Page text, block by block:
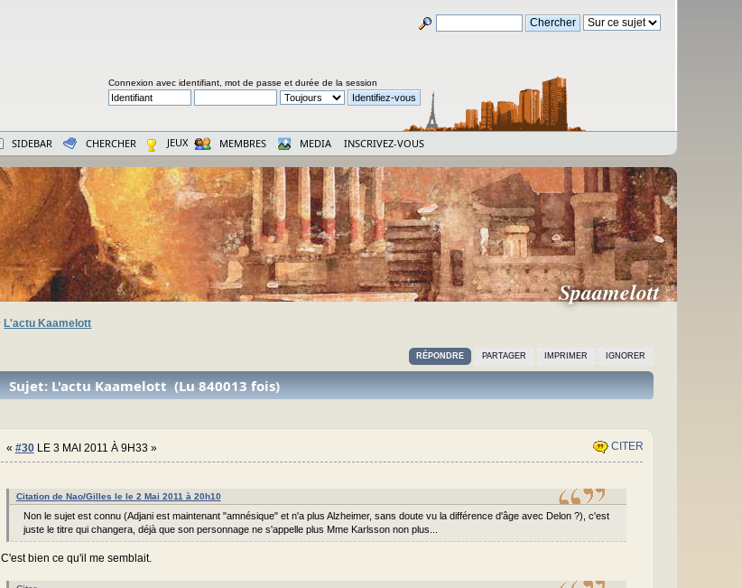
Connexion avec identifiant, mot de passe et durée de la session
SIDEBAR CHERCHER JEUX MEMBRES MEDIA INSCRIVEZ-VOUS
Spaamelott
L'actu Kaamelott
RÉPONDRE PARTAGER IMPRIMER IGNORER
Sujet: L'actu Kaamelott (Lu 840013 fois)
« #30LE 3 MAI 2011 À 9H33 » CITER
Citation de Nao/Gilles le le 2 Mai 2011 à 20h10
Non le sujet est connu (Adjani est maintenant "amnésique" et n'a plus Alzheimer, sans doute vu la différence d'âge avec Delon ?), c'est
juste le titre qui changera, déjà que son personnage ne s'appelle plus Mme Karlsson non plus...
C'est bien ce qu'il me semblait.